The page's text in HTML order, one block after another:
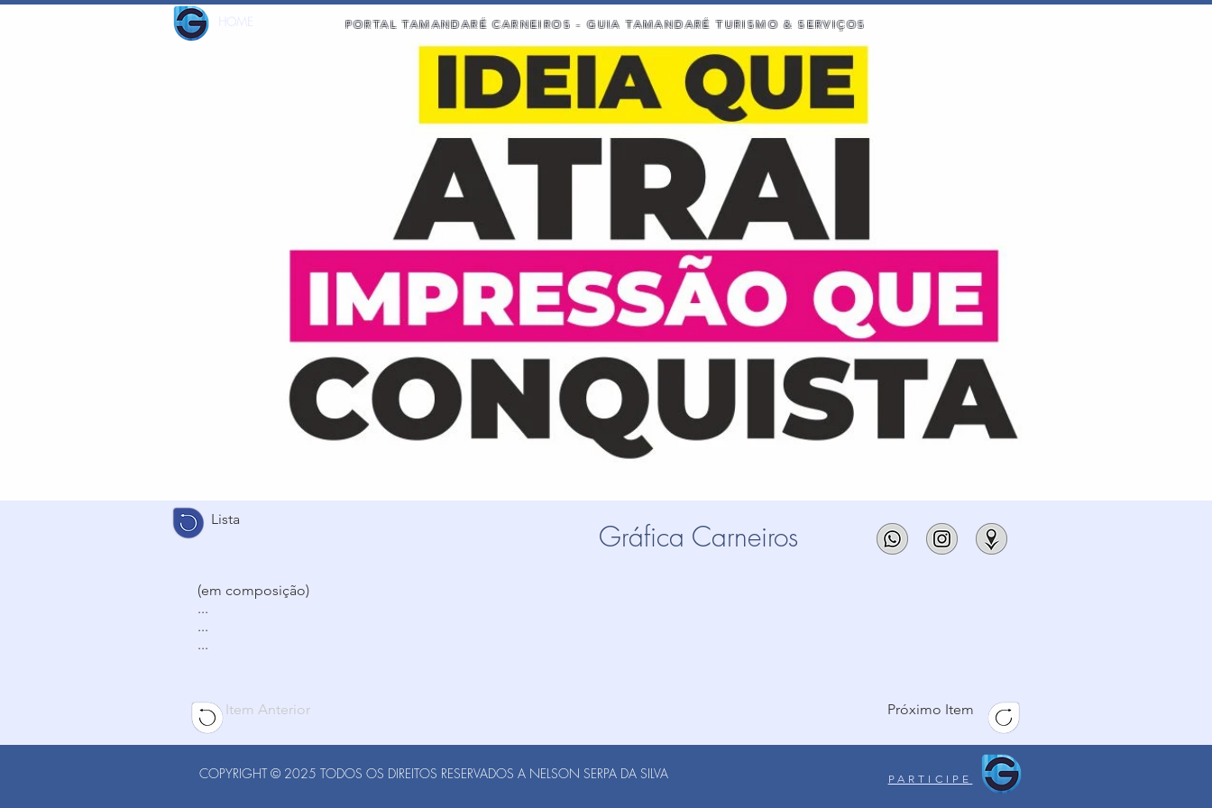
PORTAL TAMANDARÉ CARNEIROS - GUIA TAMANDARÉ TURISMO & SERVIÇOS
Lista Gráfica Carneiros
(em composição)
...
...
...
Item Anterior Próximo Item
COPYRIGHT © 2025 TODOS OS DIREITOS RESERVADOS A NELSON SERPA DA SILVA PARTICIPE